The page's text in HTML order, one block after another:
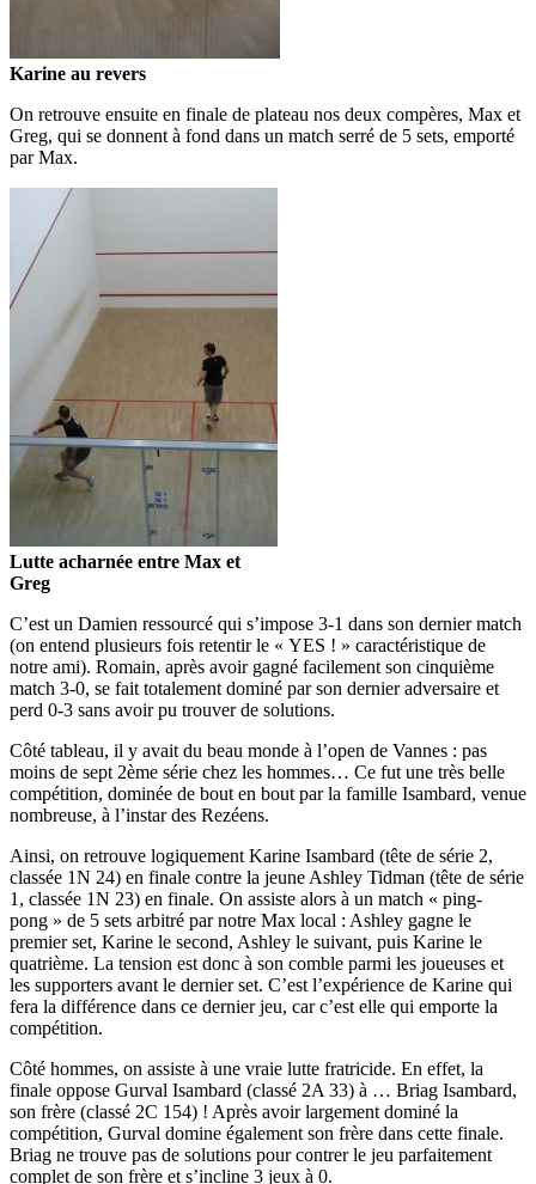
Karine au revers
On retrouve ensuite en finale de plateau nos deux compères, Max et
Greg, qui se donnent à fond dans un match serré de 5 sets, emporté
par Max.
Lutte acharnée entre Max et
Greg
C’est un Damien ressourcé qui s’impose 3-1 dans son dernier match
(on entend plusieurs fois retentir le « YES ! » caractéristique de
notre ami). Romain, après avoir gagné facilement son cinquième
match 3-0, se fait totalement dominé par son dernier adversaire et
perd 0-3 sans avoir pu trouver de solutions.
Côté tableau, il y avait du beau monde à l’open de Vannes : pas
moins de sept 2ème série chez les hommes… Ce fut une très belle
compétition, dominée de bout en bout par la famille Isambard, venue
nombreuse, à l’instar des Rezéens.
Ainsi, on retrouve logiquement Karine Isambard (tête de série 2,
classée 1N 24) en finale contre la jeune Ashley Tidman (tête de série
1, classée 1N 23) en finale. On assiste alors à un match « ping-
pong » de 5 sets arbitré par notre Max local : Ashley gagne le
premier set, Karine le second, Ashley le suivant, puis Karine le
quatrième. La tension est donc à son comble parmi les joueuses et
les supporters avant le dernier set. C’est l’expérience de Karine qui
fera la différence dans ce dernier jeu, car c’est elle qui emporte la
compétition.
Côté hommes, on assiste à une vraie lutte fratricide. En effet, la
finale oppose Gurval Isambard (classé 2A 33) à … Briag Isambard,
son frère (classé 2C 154) ! Après avoir largement dominé la
compétition, Gurval domine également son frère dans cette finale.
Briag ne trouve pas de solutions pour contrer le jeu parfaitement
complet de son frère et s’incline 3 jeux à 0.